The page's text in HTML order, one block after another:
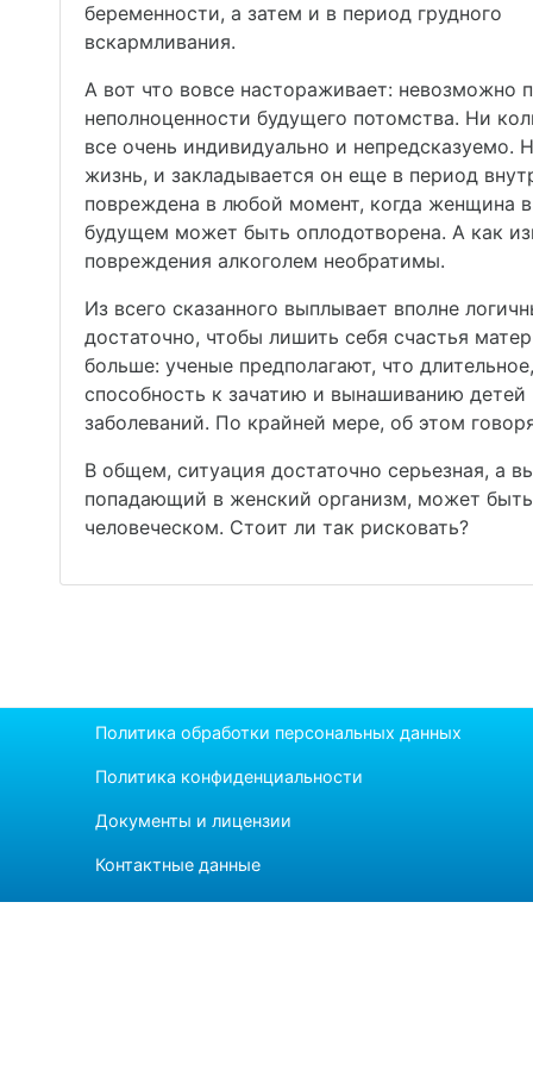
беременности, а затем и в период грудного
вскармливания.
А вот что вовсе настораживает: невозможно
неполноценности будущего потомства. Ни
все очень индивидуально и
жизнь, и закладывается он еще в период
повреждена в любой момент, когда женщина
будущем может быть оплодотворена. А как
повреждения алкоголем необратимы.
Из всего сказанного выплывает вполне
достаточно, чтобы лишить себя счастья
больше: ученые предполагают, что
способность к зачатию и вынашиванию
заболеваний. По крайней мере, об этом
В общем, ситуация достаточно серьезная, а
попадающий в женский организм, может
человеческом. Стоит ли так рисковать?
Политика обработки персональных данных
Политика конфиденциальности
Документы и лицензии
Контактные данные